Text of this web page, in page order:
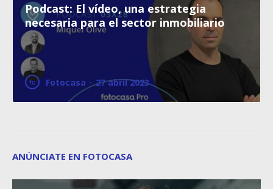
Podcast: El vídeo, una estrategia
necesaria para el sector inmobiliario
Fotocasa · 27 abril 2023
ANÚNCIATE EN FOTOCASA